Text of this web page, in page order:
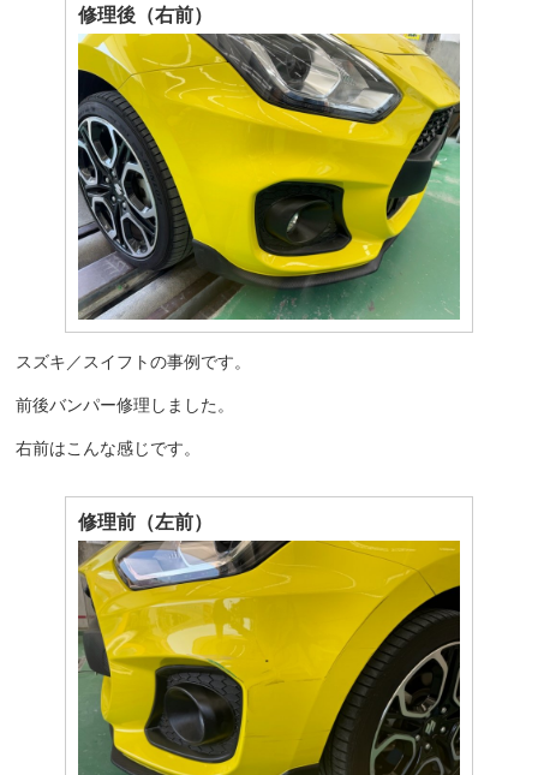
修理後（右前）
スズキ／スイフトの事例です。
前後バンパー修理しました。
右前はこんな感じです。
修理前（左前）